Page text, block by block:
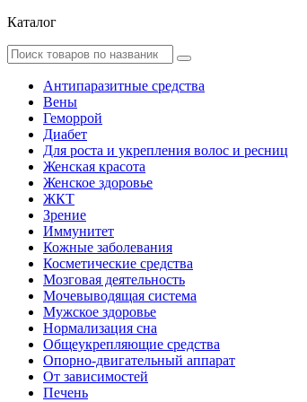
Каталог
Антипаразитные средства
Вены
Геморрой
Диабет
Для роста и укрепления волос и ресниц
Женская красота
Женское здоровье
ЖКТ
Зрение
Иммунитет
Кожные заболевания
Косметические средства
Мозговая деятельность
Мочевыводящая система
Мужское здоровье
Нормализация сна
Общеукрепляющие средства
Опорно-двигательный аппарат
От зависимостей
Печень